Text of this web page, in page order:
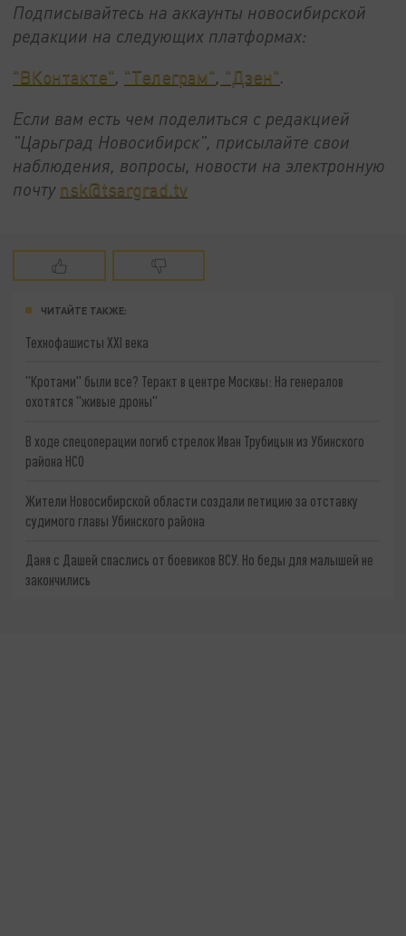
Подписывайтесь на аккаунты новосибирской
редакции на следующих платформах:
"ВКонтакте", "Телеграм", "Дзен".
Если вам есть чем поделиться с редакцией
"Царьград Новосибирск", присылайте свои
наблюдения, вопросы, новости на электронную
почту nsk@tsargrad.tv
ЧИТАЙТЕ ТАКЖЕ:
Технофашисты XXI века
"Кротами" были все? Теракт в центре Москвы: На генералов
охотятся "живые дроны"
В ходе спецоперации погиб стрелок Иван Трубицын из Убинского
района НСО
Жители Новосибирской области создали петицию за отставку
судимого главы Убинского района
Даня с Дашей спаслись от боевиков ВСУ. Но беды для малышей не
закончились